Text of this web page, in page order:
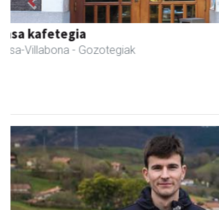
Javier Iraola harategia
Asteasu - Harategiak
Previous